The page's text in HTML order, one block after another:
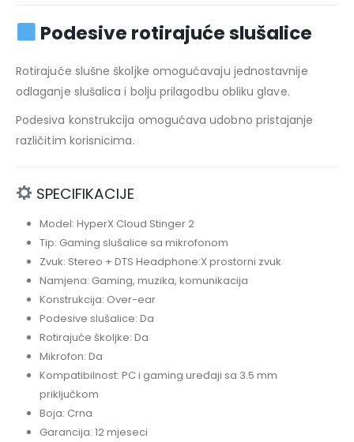
Podesive rotirajuće slušalice
Rotirajuće slušne školjke omogućavaju jednostavnije
odlaganje slušalica i bolju prilagodbu obliku glave.
Podesiva konstrukcija omogućava udobno pristajanje
različitim korisnicima.
SPECIFIKACIJE
Model: HyperX Cloud Stinger 2
Tip: Gaming slušalice sa mikrofonom
Zvuk: Stereo + DTS Headphone:X prostorni zvuk
Namjena: Gaming, muzika, komunikacija
Konstrukcija: Over-ear
Podesive slušalice: Da
Rotirajuće školjke: Da
Mikrofon: Da
Kompatibilnost: PC i gaming uređaji sa 3.5 mm
priključkom
Boja: Crna
Garancija: 12 mjeseci